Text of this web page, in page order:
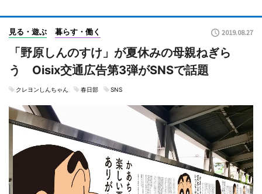
見る・遊ぶ 暮らす・働く 2019.08.27
「野原しんのすけ」が夏休みの母親ねぎら
う Oisix交通広告第3弾がSNSで話題
クレヨンしんちゃん 春日部 SNS